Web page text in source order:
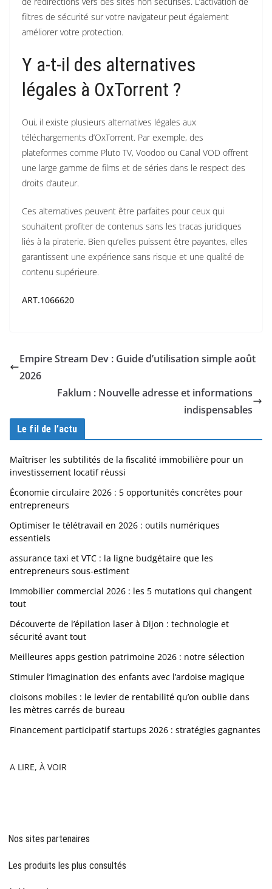
filtres de sécurité sur votre navigateur peut également
améliorer votre protection.
Y a-t-il des alternatives
légales à OxTorrent ?
Oui, il existe plusieurs alternatives légales aux
téléchargements d’OxTorrent. Par exemple, des
plateformes comme Pluto TV, Voodoo ou Canal VOD offrent
une large gamme de films et de séries dans le respect des
droits d’auteur.
Ces alternatives peuvent être parfaites pour ceux qui
souhaitent profiter de contenus sans les tracas juridiques
liés à la piraterie. Bien qu’elles puissent être payantes, elles
garantissent une expérience sans risque et une qualité de
contenu supérieure.
ART.1066620
Empire Stream Dev : Guide d’utilisation simple août
2026
Faklum : Nouvelle adresse et informations
indispensables
Le fil de l’actu
Maîtriser les subtilités de la fiscalité immobilière pour un
investissement locatif réussi
Économie circulaire 2026 : 5 opportunités concrètes pour
entrepreneurs
Optimiser le télétravail en 2026 : outils numériques
essentiels
assurance taxi et VTC : la ligne budgétaire que les
entrepreneurs sous-estiment
Immobilier commercial 2026 : les 5 mutations qui changent
tout
Découverte de l’épilation laser à Dijon : technologie et
sécurité avant tout
Meilleures apps gestion patrimoine 2026 : notre sélection
Stimuler l’imagination des enfants avec l’ardoise magique
cloisons mobiles : le levier de rentabilité qu’on oublie dans
les mètres carrés de bureau
Financement participatif startups 2026 : stratégies gagnantes
A LIRE, À VOIR
Nos sites partenaires
Les produits les plus consultés